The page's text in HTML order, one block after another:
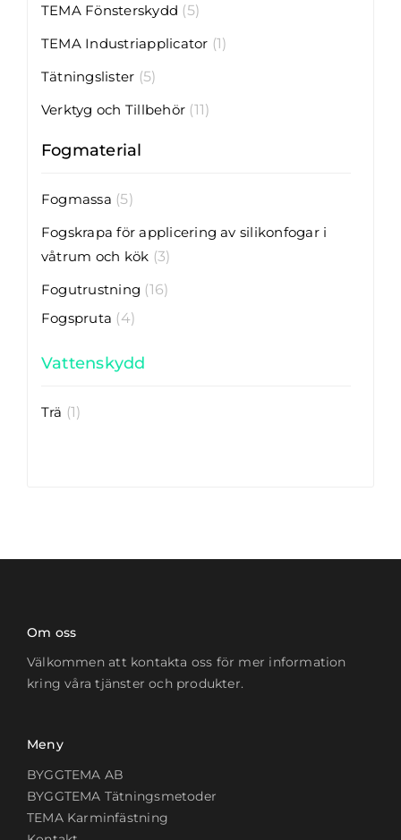
TEMA Fönsterskydd (5)
TEMA Industriapplicator (1)
Tätningslister (5)
Verktyg och Tillbehör (11)
Fogmaterial
Fogmassa (5)
Fogskrapa för applicering av silikonfogar i
våtrum och kök (3)
Fogutrustning (16)
Fogspruta (4)
Vattenskydd
Trä (1)
Om oss
Välkommen att kontakta oss för mer information
kring våra tjänster och produkter.
Meny
BYGGTEMA AB
BYGGTEMA Tätningsmetoder
TEMA Karminfästning